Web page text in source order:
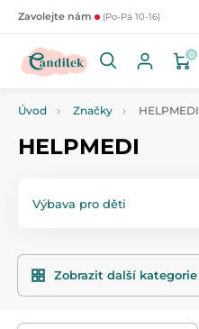
Zavolejte nám (Po-Pá 10-16)
0
Úvod Značky HELPMEDI
HELPMEDI
Výbava pro děti
Zobrazit další kategorie